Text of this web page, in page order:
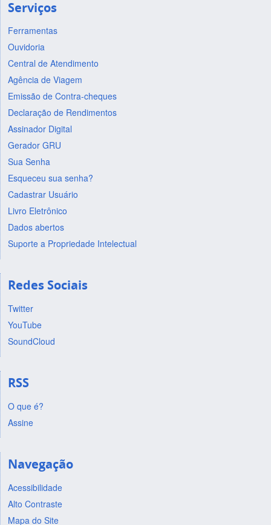
Serviços
Ferramentas
Ouvidoria
Central de Atendimento
Agência de Viagem
Emissão de Contra-cheques
Declaração de Rendimentos
Assinador Digital
Gerador GRU
Sua Senha
Esqueceu sua senha?
Cadastrar Usuário
Livro Eletrônico
Dados abertos
Suporte a Propriedade Intelectual
Redes Sociais
Twitter
YouTube
SoundCloud
RSS
O que é?
Assine
Navegação
Acessibilidade
Alto Contraste
Mapa do Site